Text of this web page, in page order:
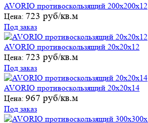
AVORIO противоскользящий 200х200х12
Цена: 723 руб/кв.м
Под заказ
AVORIO противоскользящий 20х20х12
Цена: 723 руб/кв.м
Под заказ
AVORIO противоскользящий 20х20х14
Цена: 967 руб/кв.м
Под заказ